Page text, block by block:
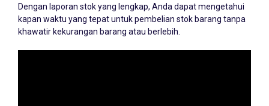
Dengan laporan stok yang lengkap, Anda dapat mengetahui
kapan waktu yang tepat untuk pembelian stok barang tanpa
khawatir kekurangan barang atau berlebih.